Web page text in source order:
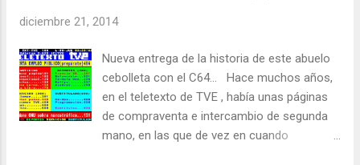
diciembre 21, 2014
Nueva entrega de la historia de este abuelo
cebolleta con el C64... Hace muchos años,
en el teletexto de TVE , había unas páginas
de compraventa e intercambio de segunda
mano, en las que de vez en cuando